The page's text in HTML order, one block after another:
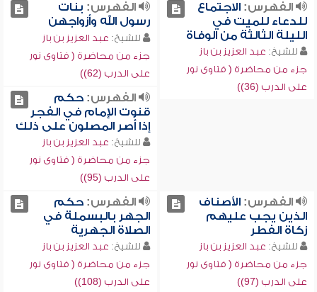
الفهرس:الاجتماع
للدعاء للميت في
الليلة الثالثة من الوفاة
للشيخ: عبد العزيز بن باز
جزء من محاضرة ( فتاوى نور
على الدرب (36))
الفهرس: بنات
رسول الله وأزواجهن
للشيخ: عبد العزيز بن باز
جزء من محاضرة ( فتاوى نور
على الدرب (62))
الفهرس:حكم
قنوت الإمام في الفجر
إذا أصر المصلون على ذلك
للشيخ: عبد العزيز بن باز
جزء من محاضرة ( فتاوى نور
على الدرب (95))
الفهرس:الأصناف
الذين يجب عليهم
زكاة الفطر
للشيخ: عبد العزيز بن باز
جزء من محاضرة ( فتاوى نور
على الدرب (97))
الفهرس:حكم
الجهر بالبسملة في
الصلاة الجهرية
للشيخ: عبد العزيز بن باز
جزء من محاضرة ( فتاوى نور
على الدرب (108))